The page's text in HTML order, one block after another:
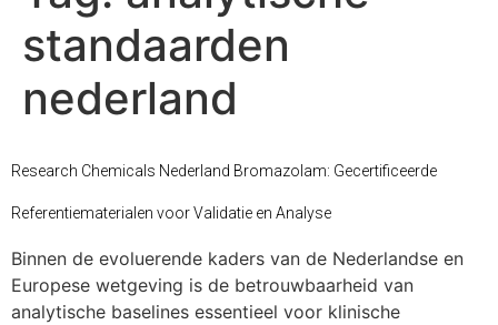
standaarden
nederland
Research Chemicals Nederland Bromazolam: Gecertificeerde
Referentiematerialen voor Validatie en Analyse
Binnen de evoluerende kaders van de Nederlandse en
Europese wetgeving is de betrouwbaarheid van
analytische baselines essentieel voor klinische